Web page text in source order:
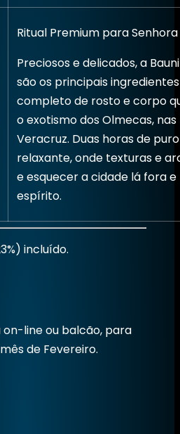
Ritual Premium para Senhora
Preciosos e delicados, a
são os principais
completo de rosto e corpo
o exotismo dos Olmecas,
Veracruz. Duas horas de
relaxante, onde texturas e
e esquecer a cidade lá fora
espírito.
incluído.
on-line ou balcão, para
de Fevereiro.